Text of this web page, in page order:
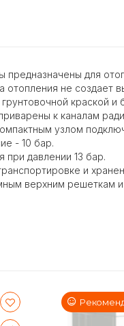
для
отопления не создает
краской
к каналам
узлом
- 10 бар.
давлении 13 бар.
и
верхним решеткам